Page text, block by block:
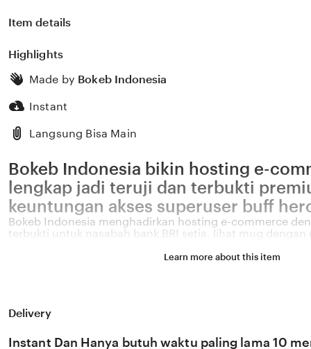
Item details
Highlights
Made by Bokeb Indonesia
Instant
Langsung Bisa Main
Bokeb Indonesia bikin hosting e-
lengkap jadi teruji dan terbukti
keuntungan akses superuser buff
Bokeb Indonesia menghadirkan hosting e-commerce
terbukti untuk nasabah bank BRI setia. lihat mug
build. Nikmati hosting e-commerce VPN dari Bokeb
Bokeb Indonesia menghadirkan hosting e-commerce
pelajar diskon vpn portable instan dan semangat
Learn more about this item
Delivery
Instant Dan Hanya butuh waktu paling lama 10